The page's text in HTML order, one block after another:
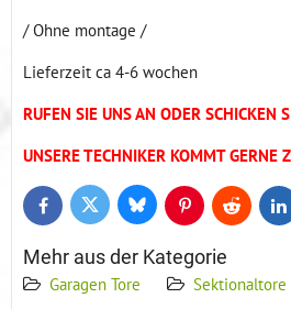
/ Ohne montage /
Lieferzeit ca 4-6 wochen
RUFEN SIE UNS AN ODER SCHICKEN
UNSERE TECHNIKER KOMMT GERNE
FacebookTwitter BlueskyPinterestReddit
Mehr aus der Kategorie
Garagen Tore Sektionaltore